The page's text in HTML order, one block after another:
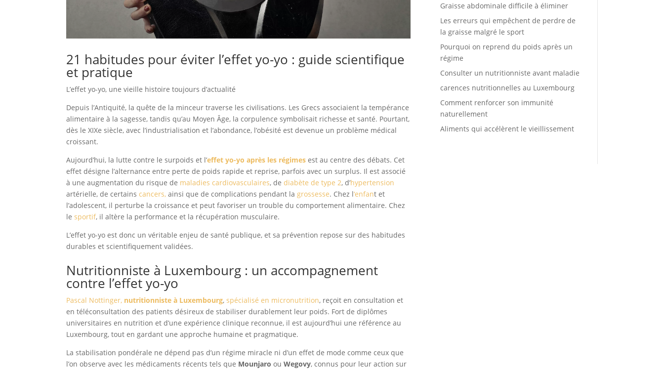
21 habitudes pour éviter l’effet yo-yo : guide scientifique
et pratique
L’effet yo-yo, une vieille histoire toujours d’actualité
Depuis l’Antiquité, la quête de la minceur traverse les civilisations. Les Grecs associaient la tempérance
alimentaire à la sagesse, tandis qu’au Moyen Âge, la corpulence symbolisait richesse et santé. Pourtant,
dès le XIXe siècle, avec l’industrialisation et l’abondance, l’obésité est devenue un problème médical
croissant.
Aujourd’hui, la lutte contre le surpoids et l’effet yo-yo après les régimes est au centre des débats. Cet
effet désigne l’alternance entre perte de poids rapide et reprise, parfois avec un surplus. Il est associé
à une augmentation du risque de maladies cardiovasculaires, dediabète de type 2, d’hypertension
artérielle, de certainscancers, ainsi que de complications pendant lagrossesse. Chez l‘enfant et
l’adolescent, il perturbe la croissance et peut favoriser un trouble du comportement alimentaire. Chez
le sportif, il altère la performance et la récupération musculaire.
L’effet yo-yo est donc un véritable enjeu de santé publique, et sa prévention repose sur des habitudes
durables et scientifiquement validées.
Nutritionniste à Luxembourg : un accompagnement
contre l’effet yo-yo
Pascal Nottinger, nutritionniste à Luxembourg,spécialisé en micronutrition, reçoit en consultation et
en téléconsultation des patients désireux de stabiliser durablement leur poids. Fort de diplômes
universitaires en nutrition et d’une expérience clinique reconnue, il est aujourd’hui une référence au
Luxembourg, tout en gardant une approche humaine et pragmatique.
La stabilisation pondérale ne dépend pas d’un régime miracle ni d’un effet de mode comme ceux que
l’on observe avec les médicaments récents tels que Mounjaro ouWegovy, connus pour leur action sur
Graisse abdominale difficile à éliminer
Les erreurs qui empêchent de perdre de
la graisse malgré le sport
Pourquoi on reprend du poids après un
régime
Consulter un nutritionniste avant maladie
carences nutritionnelles au Luxembourg
Comment renforcer son immunité
naturellement
Aliments qui accélèrent le vieillissement